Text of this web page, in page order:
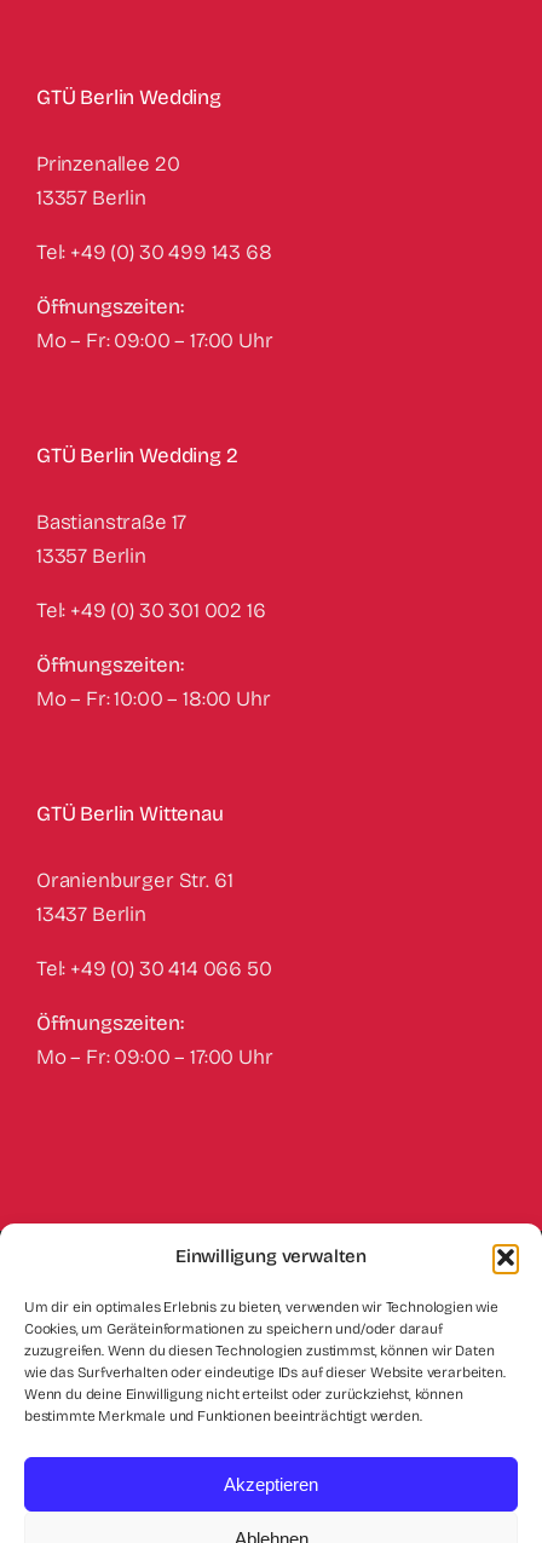
Einwilligung verwalten
Um dir ein optimales Erlebnis zu bieten, verwenden wir Technologien wie
Cookies, um Geräteinformationen zu speichern und/oder darauf
zuzugreifen. Wenn du diesen Technologien zustimmst, können wir Daten
wie das Surfverhalten oder eindeutige IDs auf dieser Website verarbeiten.
Wenn du deine Einwilligung nicht erteilst oder zurückziehst, können
bestimmte Merkmale und Funktionen beeinträchtigt werden.
Akzeptieren
Ablehnen
GTÜ Berlin Wedding
Prinzenallee 20
13357 Berlin
Tel: +49 (0) 30 499 143 68
Öffnungszeiten:
Mo – Fr: 09:00 – 17:00 Uhr
GTÜ Berlin Wedding 2
Bastianstraße 17
‍13357 Berlin
Tel: +49 (0) 30 301 002 16
Öffnungszeiten:
Mo – Fr: 10:00 – 18:00 Uhr
GTÜ Berlin Wittenau
Oranienburger Str. 61
13437 Berlin
Tel: +49 (0) 30 414 066 50
Öffnungszeiten:
Mo – Fr: 09:00 – 17:00 Uhr
Impressum Datenschutz
Kontakt
Cookie-Richtlinie (EU)
© 2026 • Ingenieurbüro Karakaya